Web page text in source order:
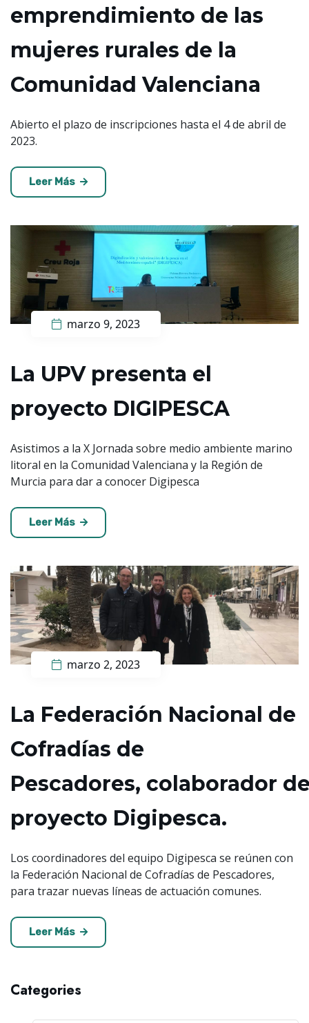
emprendimiento de las
mujeres rurales de la
Comunidad Valenciana
Abierto el plazo de inscripciones hasta el 4 de abril de
2023.
Leer Más
marzo 9, 2023
La UPV presenta ​el
proyecto DIGIPESCA
Asistimos a la X Jornada sobre medio ambiente marino
litoral en la Comunidad Valenciana y la Región de
Murcia para dar a conocer Digipesca
Leer Más
marzo 2, 2023
La Federación Nacional de
Cofradías de
Pescadores, colaborador
proyecto Digipesca.
Los coordinadores del equipo Digipesca se reúnen con
la Federación Nacional de Cofradías de Pescadores,
para trazar nuevas líneas de actuación comunes.
Leer Más
Categories